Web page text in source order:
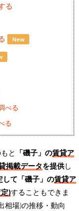
る
New
べる
る
と 「磯子」の賃貸ア
掲載データを提供し
して「磯子」の賃貸ア
)することもできま
相場)の推移・動向